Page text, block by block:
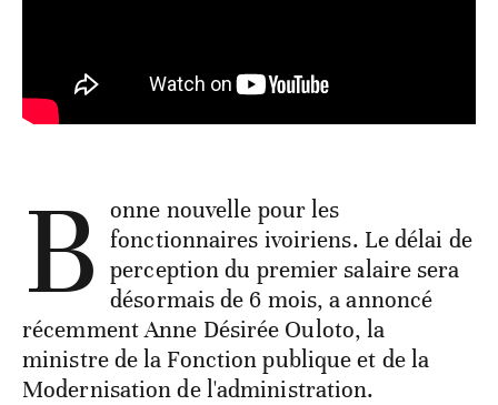
B onne nouvelle pour les
fonctionnaires ivoiriens. Le délai de
perception du premier salaire sera
désormais de 6 mois, a annoncé
récemment Anne Désirée Ouloto, la
ministre de la Fonction publique et de la
Modernisation de l'administration.